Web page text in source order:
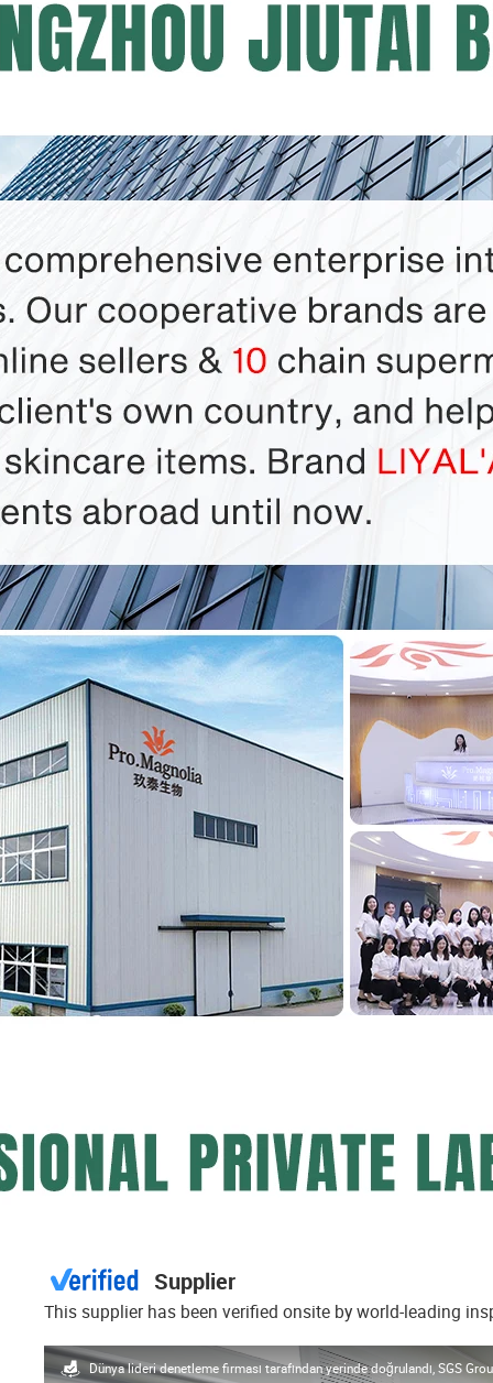
Supplier
This supplier has been verified onsite by world-leading
Dünya lideri denetleme firması tarafından yerinde doğrulandı, SGS